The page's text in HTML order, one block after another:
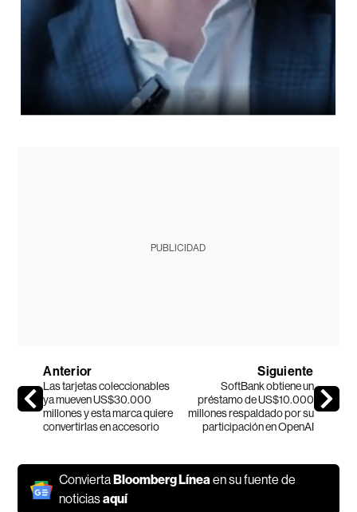
PUBLICIDAD
Anterior
Las tarjetas coleccionables
ya mueven US$30.000
millones y esta marca quiere
convertirlas en accesorio
Siguiente
SoftBank obtiene un
préstamo de US$10.000
millones respaldado por su
participación en OpenAI
Convierta Bloomberg Líneaen su fuente de
noticiasaquí